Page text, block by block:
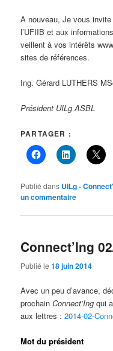
A nouveau, Je vous
l’UFIIB et aux
veillent à vos intérêts
sites de références.
Ing. Gérard LUTHERS
Président UILg ASBL
PARTAGER :
Publié dans UILg -
un commentaire
Connect’Ing
Publié le18 juin 2014
Avec un peu d’avance,
prochainConnect’Ing qui
aux lettres :2014-02-
Mot du président